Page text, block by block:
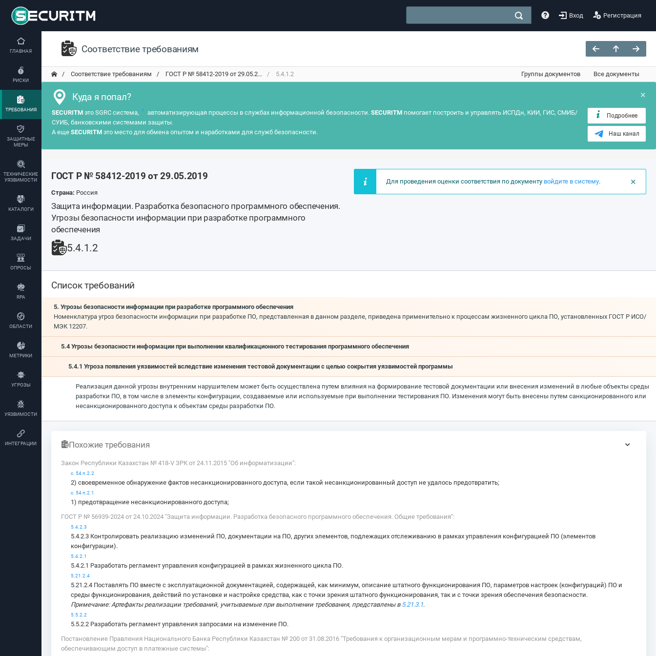
Вход Регистрация
ГЛАВНАЯ
РИСКИ
ТРЕБОВАНИЯ
ЗАЩИТНЫЕ
МЕРЫ
ТЕХНИЧЕСКИЕ
УЯЗВИМОСТИ
КАТАЛОГИ
ЗАДАЧИ
ОПРОСЫ
RPA
ОБЛАСТИ
МЕТРИКИ
УГРОЗЫ
УЯЗВИМОСТИ
ИНТЕГРАЦИИ
Соответствие требованиям
Соответствие требованиям ГОСТ Р № 58412-2019 от 29.05.2... 5.4.1.2 Группы документов Все документы
×
Куда я попал?
SECURITM это SGRC система, ? автоматизирующая процессы в службах информационной безопасности. SECURITMпомогает построить и управлять ИСПДн, КИИ, ГИС, СМИБ/
СУИБ, банковскими системами защиты.
А еще SECURITM это место для обмена опытом и наработками для служб безопасности.
Подробнее
Наш канал
ГОСТ Р № 58412-2019 от 29.05.2019
Страна: Россия
Защита информации. Разработка безопасного программного обеспечения.
Угрозы безопасности информации при разработке программного
обеспечения
5.4.1.2
×
Для проведения оценки соответствия по документу войдите в систему.
Список требований
5. Угрозы безопасности информации при разработке программного обеспечения
Номенклатура угроз безопасности информации при разработке ПО, представленная в данном разделе, приведена применительно к процессам жизненного цикла ПО, установленных ГОСТ Р ИСО/
МЭК 12207.
5.4 Угрозы безопасности информации при выполнении квалификационного тестирования программного обеспечения
5.4.1 Угроза появления уязвимостей вследствие изменения тестовой документации с целью сокрытия уязвимостей программы
Реализация данной угрозы внутренним нарушителем может быть осуществлена путем влияния на формирование тестовой документации или внесения изменений в любые объекты среды
разработки ПО, в том числе в элементы конфигурации, создаваемые или используемые при выполнении тестирования ПО. Изменения могут быть внесены путем санкционированного или
несанкционированного доступа к объектам среды разработки ПО.
Похожие требования
Закон Республики Казахстан № 418-V ЗРК от 24.11.2015 "Об информатизации":
с. 54 п.2.2
2) своевременное обнаружение фактов несанкционированного доступа, если такой несанкционированный доступ не удалось предотвратить;
с. 54 п.2.1
1) предотвращение несанкционированного доступа;
ГОСТ Р № 56939-2024 от 24.10.2024 "Защита информации. Разработка безопасного программного обеспечения. Общие требования":
5.4.2.3
5.4.2.3 Контролировать реализацию изменений ПО, документации на ПО, других элементов, подлежащих отслеживанию в рамках управления конфигурацией ПО (элементов
конфигурации).
5.4.2.1
5.4.2.1 Разработать регламент управления конфигурацией в рамках жизненного цикла ПО.
5.21.2.4
5.21.2.4 Поставлять ПО вместе с эксплуатационной документацией, содержащей, как минимум, описание штатного функционирования ПО, параметров настроек (конфигураций) ПО и
среды функционирования, действий по установке и настройке средства, как с точки зрения штатного функционирования, так и с точки зрения обеспечения безопасности.
Примечание: Артефакты реализации требований, учитываемые при выполнении требования, представлены в 5.21.3.1.
5.5.2.2
5.5.2.2 Разработать регламент управления запросами на изменение ПО.
Постановление Правления Национального Банка Республики Казахстан № 200 от 31.08.2016 "Требования к организационным мерам и программно-техническим средствам,
обеспечивающим доступ в платежные системы":